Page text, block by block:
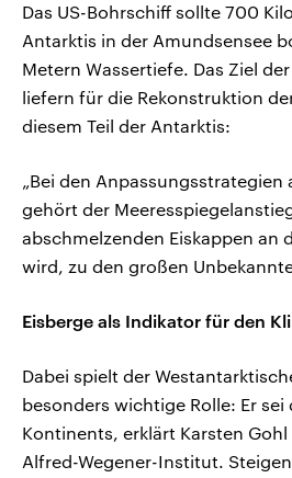
Das US-Bohrschiff sollte 700
Antarktis in der Amundsensee
Metern Wassertiefe. Das Ziel
liefern für die Rekonstruktion
diesem Teil der Antarktis:
„Bei den Anpassungsstrategien
gehört der
abschmelzenden Eiskappen an
wird, zu den großen
Eisberge als Indikator für den
Dabei spielt der
besonders wichtige Rolle: Er sei
Kontinents, erklärt Karsten
Alfred-Wegener-Institut.